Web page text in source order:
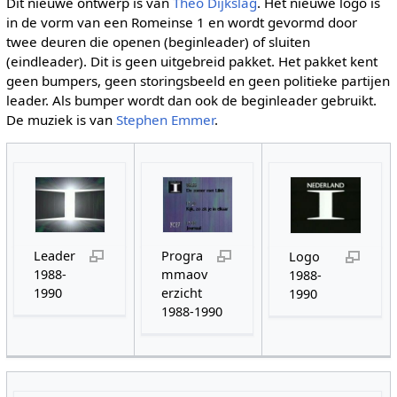
in de vorm van een Romeinse 1 en wordt gevormd door
twee deuren die openen (beginleader) of sluiten
(eindleader). Dit is geen uitgebreid pakket. Het pakket kent
geen bumpers, geen storingsbeeld en geen politieke partijen
leader. Als bumper wordt dan ook de beginleader gebruikt.
De muziek is van Stephen Emmer.
Leader
1988-
1990
Progra
mmaov
erzicht
1988-1990
Logo
1988-
1990